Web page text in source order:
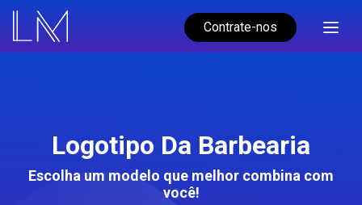
Contrate-nos
Logotipo Da Barbearia
Escolha um modelo que melhor combina com
você!